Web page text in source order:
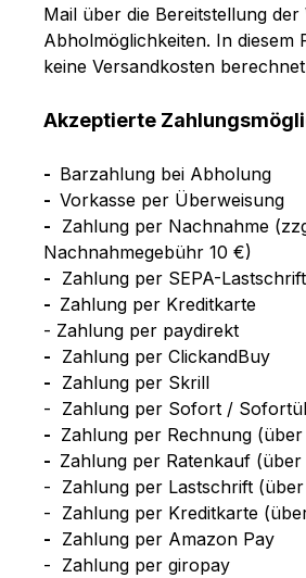
Mail über die Bereitstellung der
Abholmöglichkeiten. In diesem
keine Versandkosten
Akzeptierte
- Barzahlung bei Abholung
- Vorkasse per Überweisung
- Zahlung per Nachnahme
Nachnahmegebühr 10 €)
- Zahlung per SEPA-Lastschrift
- Zahlung per Kreditkarte
- Zahlung per paydirekt
- Zahlung per ClickandBuy
- Zahlung per Skrill
- Zahlung per Sofort /
- Zahlung per Rechnung
- Zahlung per Ratenkauf (über
- Zahlung per Lastschrift
- Zahlung per Kreditkarte
- Zahlung per Amazon Pay
- Zahlung per giropay